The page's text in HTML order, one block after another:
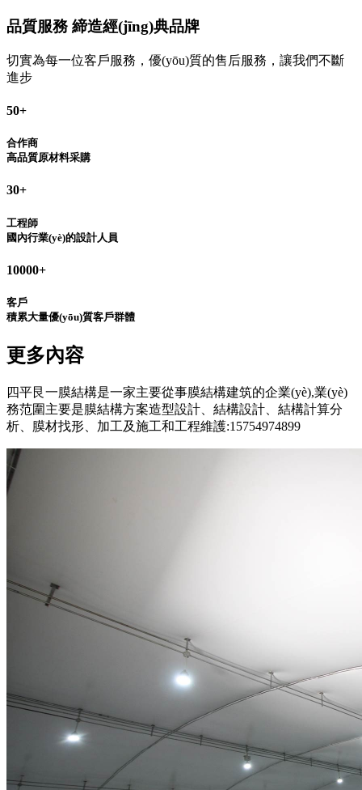
品質服務 締造經(jīng)典品牌
切實為每一位客戶服務，優(yōu)質的售后服務，讓我們不斷
進步
50+
合作商
高品質原材料采購
30+
工程師
國內行業(yè)的設計人員
10000+
客戶
積累大量優(yōu)質客戶群體
更多內容
四平艮一膜結構是一家主要從事膜結構建筑的企業(yè),業(yè)
務范圍主要是膜結構方案造型設計、結構設計、結構計算分
析、膜材找形、加工及施工和工程維護:15754974899